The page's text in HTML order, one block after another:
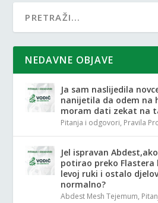
NEDAVNE OBJAVE
Ja sam naslijedila
nanijetila da odem na
moram dati zekat na
Pitanja i odgovori, Pravila
Jel ispravan
potirao preko Flastera
levoj ruki i ostalo
normalno?
Abdest Mesh Tejemum,